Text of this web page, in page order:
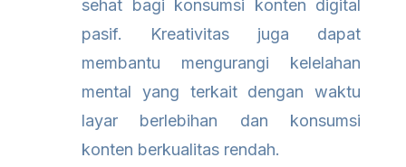
sehat bagi konsumsi konten digital
pasif. Kreativitas juga dapat
membantu mengurangi kelelahan
mental yang terkait dengan waktu
layar berlebihan dan konsumsi
konten berkualitas rendah.